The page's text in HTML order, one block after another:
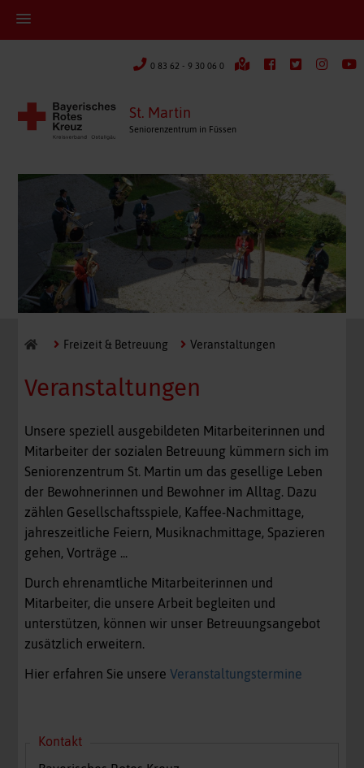
0 83 62 - 9 30 06 0
St. Martin
Seniorenzentrum in Füssen
Freizeit & Betreuung Veranstaltungen
Veranstaltungen
Unsere speziell ausgebildeten Mitarbeiterinnen und
Mitarbeiter der sozialen Betreuung kümmern sich im
Seniorenzentrum St. Martin um das gesellige Leben
der Bewohnerinnen und Bewohner im Alltag. Dazu
zählen Gesellschaftsspiele, Kaffee-Nachmittage,
jahreszeitliche Feiern, Musiknachmittage, Spazieren
gehen, Vorträge ...
Durch ehrenamtliche Mitarbeiterinnen und
Mitarbeiter, die unsere Arbeit begleiten und
unterstützen, können wir unser Betreuungsangebot
zusätzlich erweitern.
Hier erfahren Sie unsereVeranstaltungstermine
Kontakt